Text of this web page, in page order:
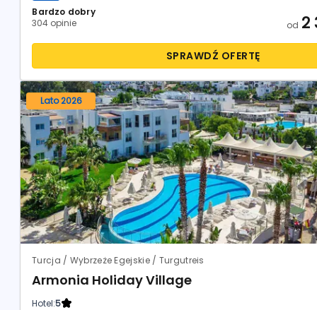
Bardzo dobry
304 opinie
od 2
SPRAWDŹ OFERTĘ
Lato 2026
Turcja / Wybrzeże Egejskie / Turgutreis
Armonia Holiday Village
Hotel:5